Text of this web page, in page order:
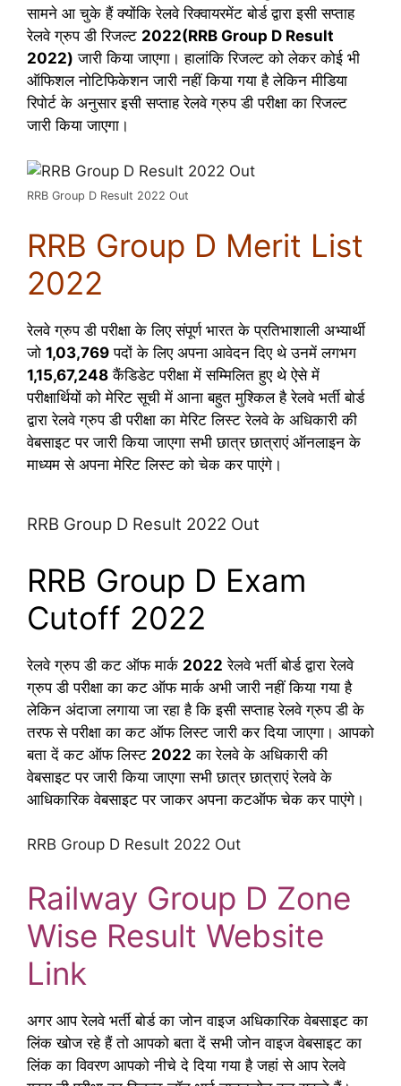
सामने आ चुके हैं क्योंकि रेलवे रिक्वायरमेंट बोर्ड द्वारा इसी सप्ताह
रेलवे ग्रुप डी रिजल्ट 2022(RRB Group D Result
2022) जारी किया जाएगा। हालांकि रिजल्ट को लेकर कोई भी
ऑफिशल नोटिफिकेशन जारी नहीं किया गया है लेकिन मीडिया
रिपोर्ट के अनुसार इसी सप्ताह रेलवे ग्रुप डी परीक्षा का रिजल्ट
जारी किया जाएगा।
RRB Group D Result 2022 Out
RRB Group D Merit List
2022
रेलवे ग्रुप डी परीक्षा के लिए संपूर्ण भारत के प्रतिभाशाली अभ्यार्थी
जो 1,03,769 पदों के लिए अपना आवेदन दिए थे उनमें लगभग
1,15,67,248 कैंडिडेट परीक्षा में सम्मिलित हुए थे ऐसे में
परीक्षार्थियों को मेरिट सूची में आना बहुत मुश्किल है रेलवे भर्ती बोर्ड
द्वारा रेलवे ग्रुप डी परीक्षा का मेरिट लिस्ट रेलवे के अधिकारी की
वेबसाइट पर जारी किया जाएगा सभी छात्र छात्राएं ऑनलाइन के
माध्यम से अपना मेरिट लिस्ट को चेक कर पाएंगे।
RRB Group D Result 2022 Out
RRB Group D Exam
Cutoff 2022
रेलवे ग्रुप डी कट ऑफ मार्क 2022 रेलवे भर्ती बोर्ड द्वारा रेलवे
ग्रुप डी परीक्षा का कट ऑफ मार्क अभी जारी नहीं किया गया है
लेकिन अंदाजा लगाया जा रहा है कि इसी सप्ताह रेलवे ग्रुप डी के
तरफ से परीक्षा का कट ऑफ लिस्ट जारी कर दिया जाएगा। आपको
बता दें कट ऑफ लिस्ट 2022 का रेलवे के अधिकारी की
वेबसाइट पर जारी किया जाएगा सभी छात्र छात्राएं रेलवे के
आधिकारिक वेबसाइट पर जाकर अपना कटऑफ चेक कर पाएंगे।
RRB Group D Result 2022 Out
Railway Group D Zone
Wise Result Website
Link
अगर आप रेलवे भर्ती बोर्ड का जोन वाइज अधिकारिक वेबसाइट का
लिंक खोज रहे हैं तो आपको बता दें सभी जोन वाइज वेबसाइट का
लिंक का विवरण आपको नीचे दे दिया गया है जहां से आप रेलवे